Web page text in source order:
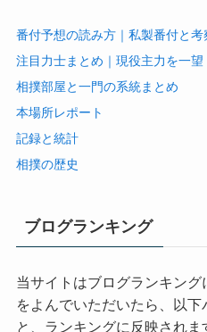
番付予想の読み方｜私製番付と考
注目力士まとめ｜現役主力を一望
相撲部屋と一門の系統まとめ
本場所レポート
記録と統計
相撲の歴史
ブログランキング
当サイトはブログランキン
をよんでいただいたら、以下
と、ランキングに反映され